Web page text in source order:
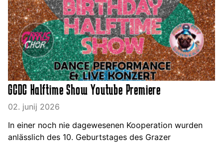
GCDC Halftime Show Youtube Premiere
02. junij 2026
In einer noch nie dagewesenen Kooperation wurden
anlässlich des 10. Geburtstages des Grazer